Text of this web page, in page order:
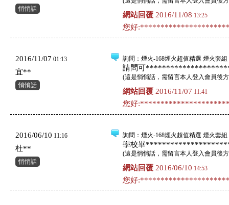
悄悄話
網站回覆 2016/11/08 13:25
您好
2016/11/07 01:13
宜**
悄悄話
詢問 ：煙火-168煙火超值精選 煙火套
請問可
(這是悄悄話，需留言本人登入會員後
網站回覆 2016/11/07 11:41
您好
2016/06/10 11:16
杜**
悄悄話
詢問 ：煙火-168煙火超值精選 煙火套
學校畢
(這是悄悄話，需留言本人登入會員後
網站回覆 2016/06/10 14:53
您好